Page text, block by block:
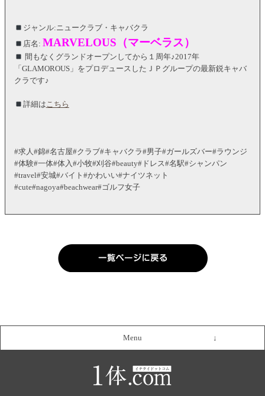
ジャンル:ニュークラブ・キャバクラ
店名: MARVELOUS（マーベラス）
間もなくグランドオープンしてから１周年♪2017年
「GLAMOROUS」をプロデュースしたＪＰグループの最新鋭キャバ
クラです♪
詳細はこちら
#求人#錦#名古屋#クラブ#キャバクラ#男子#ガールズバー#ラウンジ
#体験#一体#体入#小牧#刈谷#beauty#ドレス#名駅#シャンパン
#travel#安城#バイト#かわいい#ナイツネット
#cute#nagoya#beachwear#ゴルフ女子
Menu